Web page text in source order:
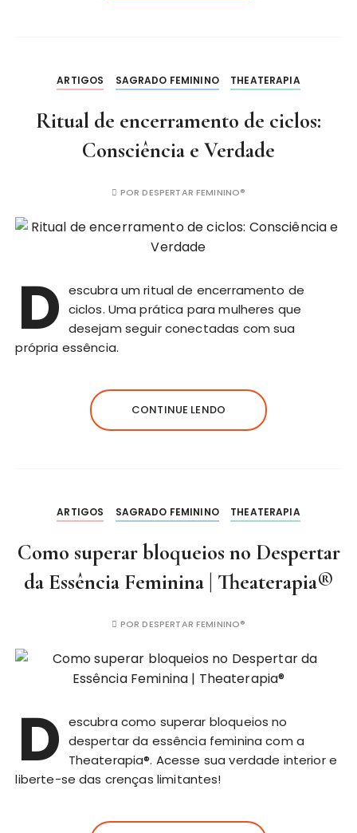
ARTIGOS SAGRADO FEMININO THEATERAPIA
Ritual de encerramento de ciclos:
Consciência e Verdade
PORDESPERTAR FEMININO®
D escubra um ritual de encerramento de
ciclos. Uma prática para mulheres que
desejam seguir conectadas com sua
própria essência.
CONTINUE LENDO
ARTIGOS SAGRADO FEMININO THEATERAPIA
Como superar bloqueios no Despertar
da Essência Feminina | Theaterapia®
PORDESPERTAR FEMININO®
D escubra como superar bloqueios no
despertar da essência feminina com a
Theaterapia®. Acesse sua verdade interior e
liberte-se das crenças limitantes!